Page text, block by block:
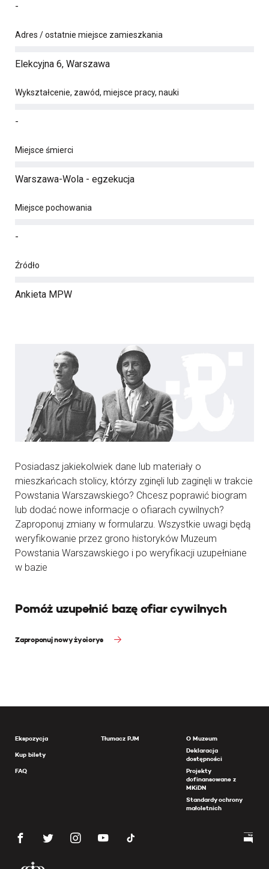
-
Adres / ostatnie miejsce zamieszkania
Elekcyjna 6, Warszawa
Wykształcenie, zawód, miejsce pracy, nauki
-
Miejsce śmierci
Warszawa-Wola - egzekucja
Miejsce pochowania
-
Źródło
Ankieta MPW
Posiadasz jakiekolwiek dane lub materiały o
mieszkańcach stolicy, którzy zginęli lub zaginęli w trakcie
Powstania Warszawskiego? Chcesz poprawić biogram
lub dodać nowe informacje o ofiarach cywilnych?
Zaproponuj zmiany w formularzu. Wszystkie uwagi będą
weryfikowanie przez grono historyków Muzeum
Powstania Warszawskiego i po weryfikacji uzupełniane
w bazie
Pomóż uzupełnić bazę ofiar cywilnych
Zaproponuj nowy życiorys
Ekspozycja
Kup bilety
FAQ
Tłumacz PJM
O Muzeum
Deklaracja
dostępności
Projekty
dofinansowane z
MKiDN
Standardy ochrony
małoletnich